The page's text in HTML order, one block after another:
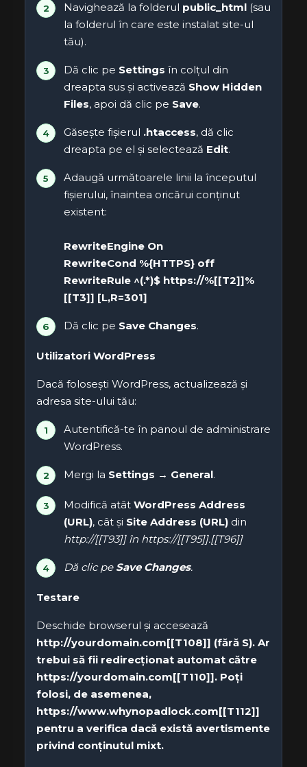
Navighează la folderul public_html (sau
la folderul în care este instalat site-ul
tău).
Dă clic pe Settings în colțul din
dreapta sus și activează Show Hidden
Files, apoi dă clic pe Save.
Găsește fișierul .htaccess, dă clic
dreapta pe el și selectează Edit.
Adaugă următoarele linii la începutul
fișierului, înaintea oricărui conținut
existent:
RewriteEngine On
RewriteCond %{HTTPS} off
RewriteRule ^(.*)$ https://%[[T2]]%
[[T3]] [L,R=301]
Dă clic pe Save Changes.
Utilizatori WordPress
Dacă folosești WordPress, actualizează și
adresa site-ului tău:
Autentifică-te în panoul de administrare
WordPress.
Mergi la Settings → General.
Modifică atât WordPress Address
(URL), cât și Site Address (URL) din
http://[[T93]] în https://[[T95]].[[T96]]
Dă clic pe Save Changes.
Testare
Deschide browserul și accesează
http://yourdomain.com[[T108]] (fără S). Ar
trebui să fii redirecționat automat către
https://yourdomain.com[[T110]]. Poți
folosi, de asemenea,
https://www.whynopadlock.com[[T112]]
pentru a verifica dacă există avertismente
privind conținutul mixt.